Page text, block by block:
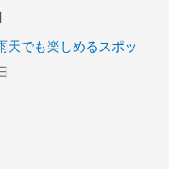
天でも楽しめるスポッ